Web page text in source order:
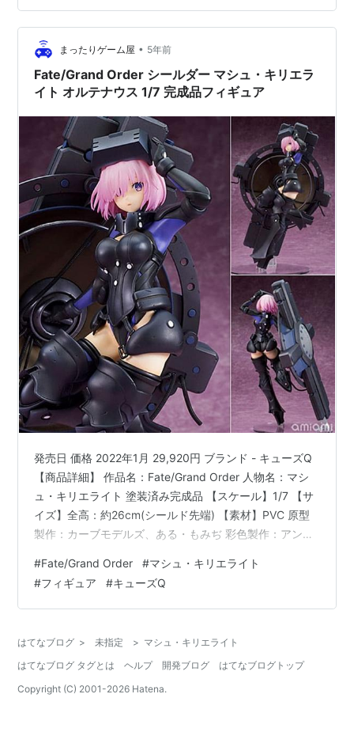
映画が公開したというのもありまして、少しだけ色々な
方面からネタバレを食らっていました。 ある人がいなく
なる…とか、演出がすごい…とかとか。 いやぁ、感動し
ました。期待以上でした。 …
まったりゲーム屋 • 5年前
Fate/Grand Order シールダー マシュ・キリエラ
イト オルテナウス 1/7 完成品フィギュア
発売日 価格 2022年1月 29,920円 ブランド - キューズQ
【商品詳細】 作品名：Fate/Grand Order 人物名：マシ
ュ・キリエライト 塗装済み完成品 【スケール】1/7 【サ
イズ】全高：約26cm(シールド先端) 【素材】PVC 原型
製作：カーブモデルズ、ある・もみぢ 彩色製作：アンド
Order』第2部から登場した、マシュの新たな戦闘形態で
ある霊基外骨骼〔オルテナウス〕の本格スタチューフィ
ギュアが登場！ 「シールダー・アーマード」の呼称にふ
に造形しました。…
#Fate/Grand Order #マシュ・キリエライト
#フィギュア #キューズQ
はてなブログ > 未指定 > マシュ・キリエライト
はてなブログ タグとは
ヘルプ 開発ブログ
はてなブログトップ
Copyright (C) 2001-2026 Hatena.